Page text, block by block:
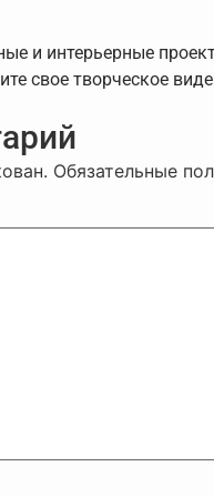
и интерьерные
свое творческое
Обязательные